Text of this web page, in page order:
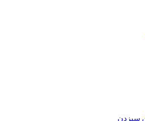
سیزدن